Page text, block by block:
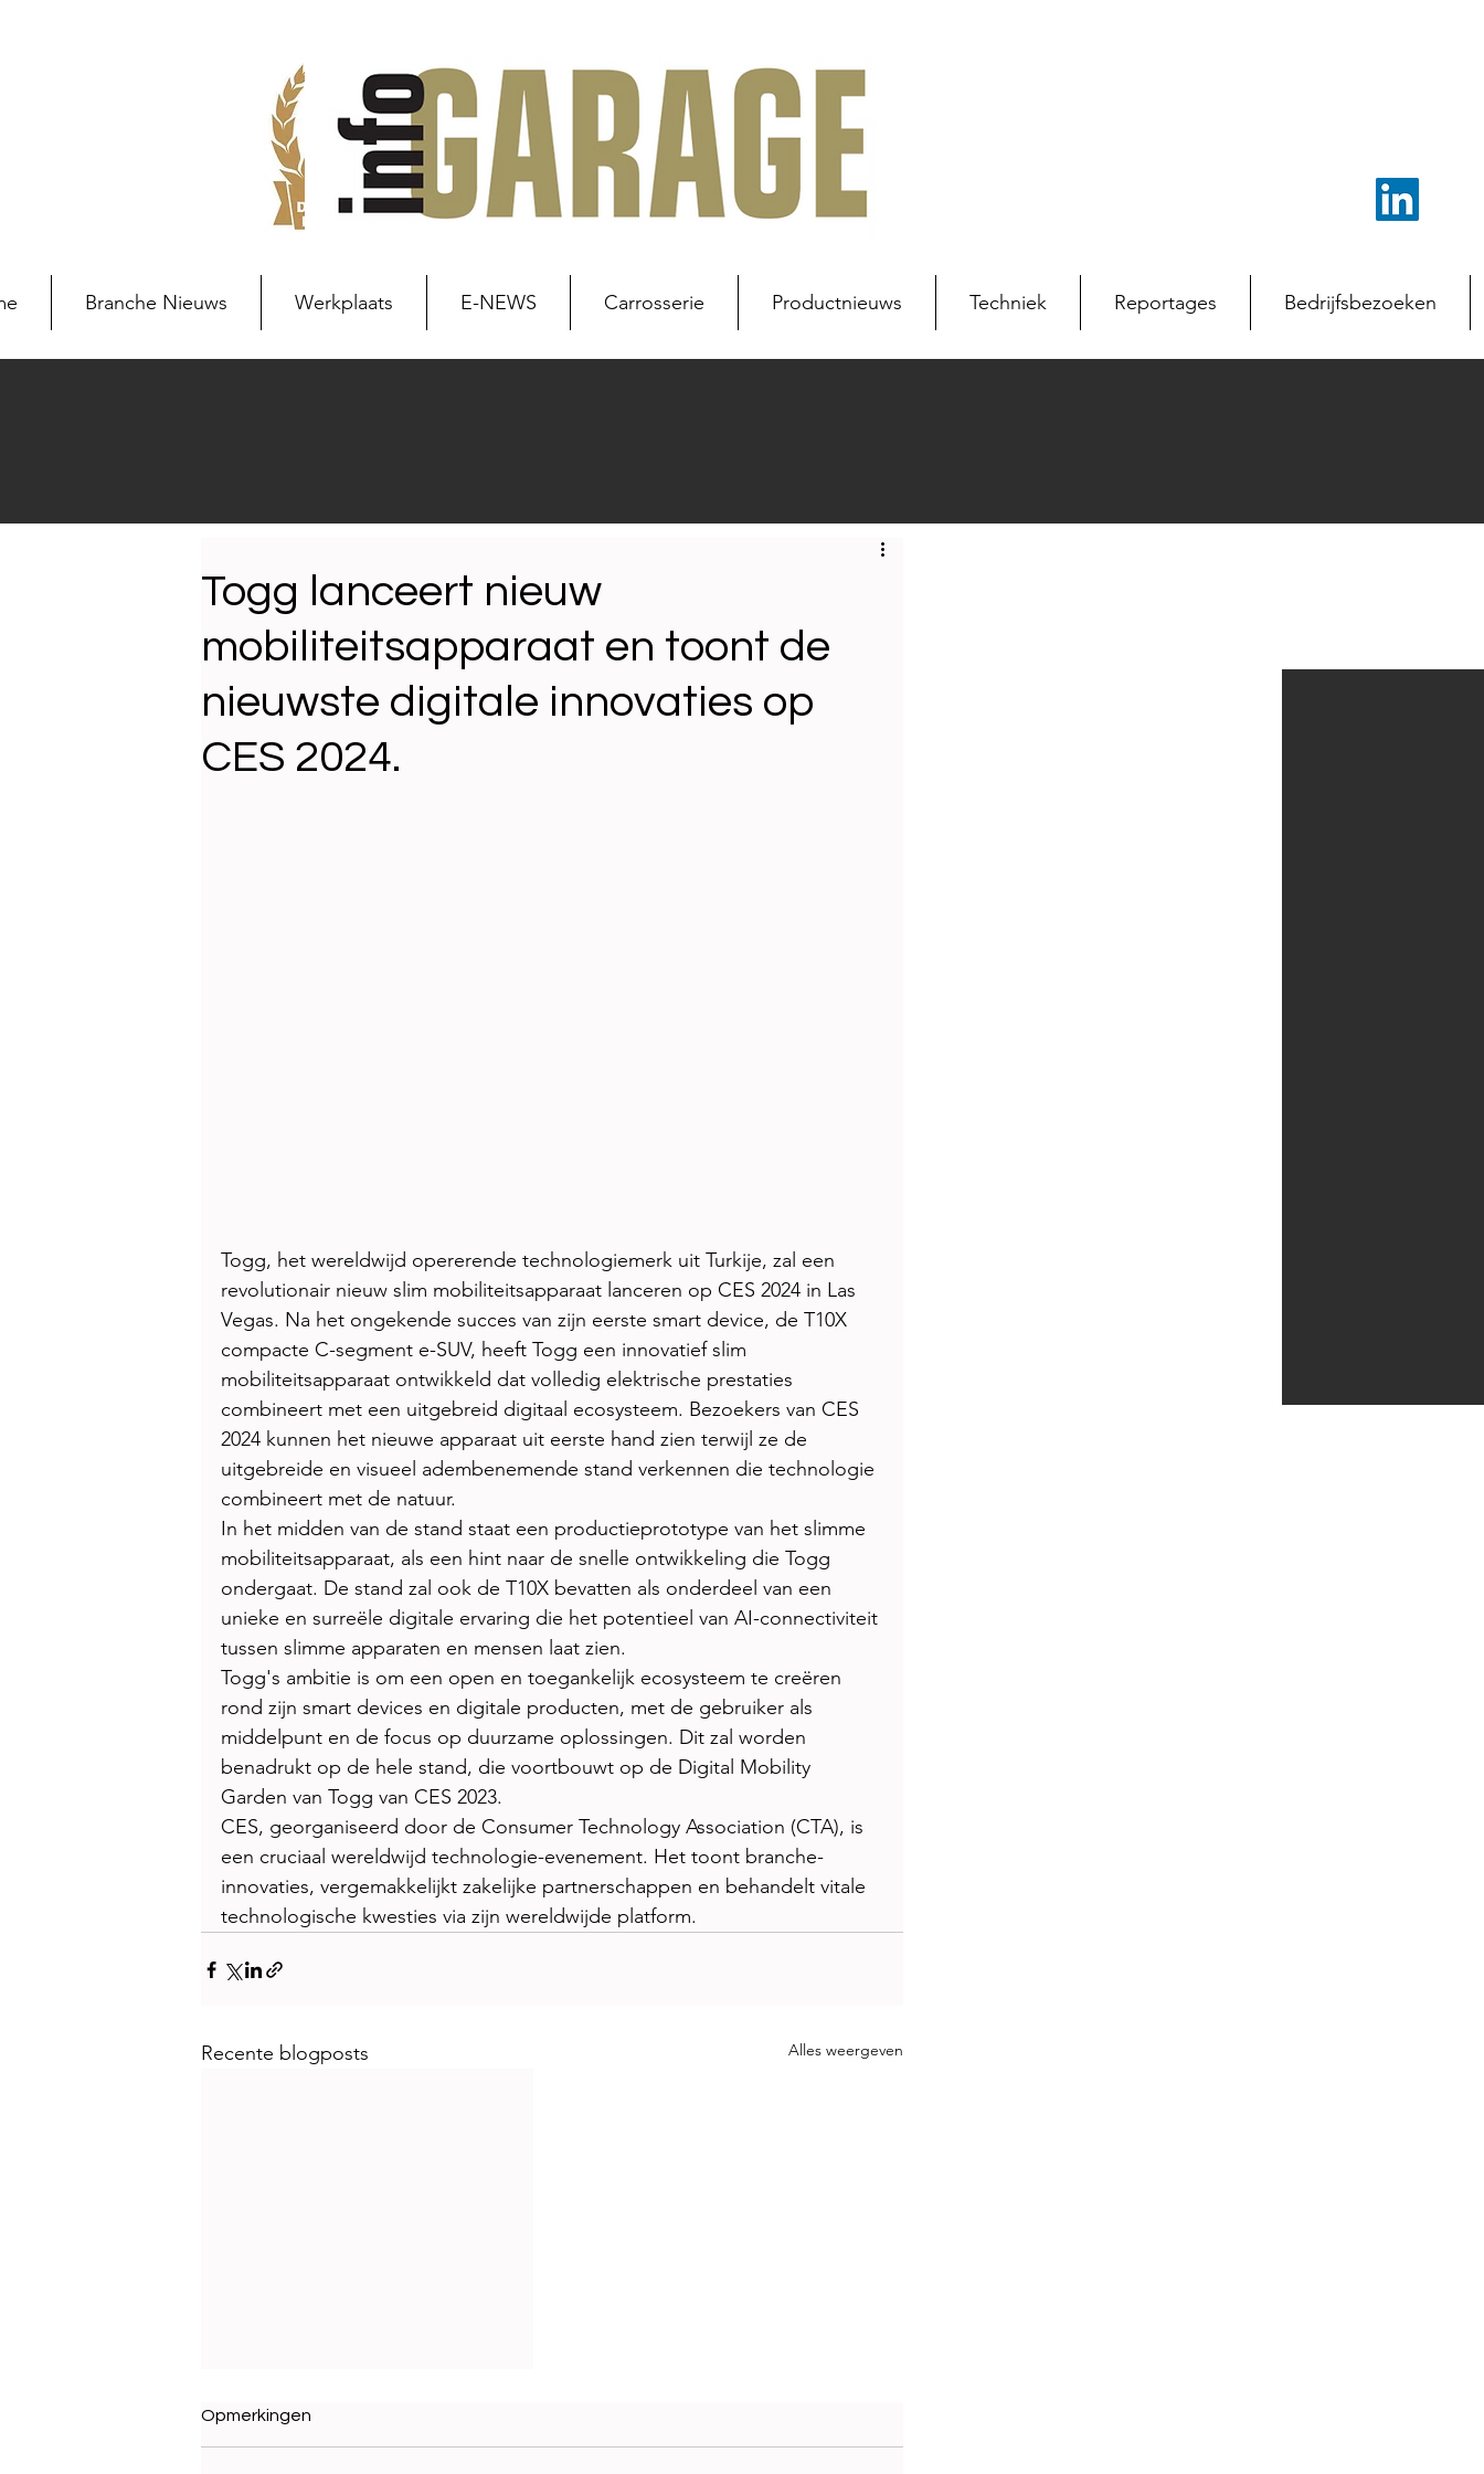
Branche Nieuws Werkplaats E-NEWS Carrosserie Productnieuws Techniek Reportages Bedrijfsbezoeken
Reportages
Togg lanceert nieuw
mobiliteitsapparaat en toont de
nieuwste digitale innovaties op
CES 2024.
Togg, het wereldwijd opererende technologiemerk uit Turkije, zal een
revolutionair nieuw slim mobiliteitsapparaat lanceren op CES 2024 in Las
Vegas. Na het ongekende succes van zijn eerste smart device, de T10X
compacte C-segment e-SUV, heeft Togg een innovatief slim
mobiliteitsapparaat ontwikkeld dat volledig elektrische prestaties
combineert met een uitgebreid digitaal ecosysteem. Bezoekers van CES
2024 kunnen het nieuwe apparaat uit eerste hand zien terwijl ze de
uitgebreide en visueel adembenemende stand verkennen die technologie
combineert met de natuur.
In het midden van de stand staat een productieprototype van het slimme
mobiliteitsapparaat, als een hint naar de snelle ontwikkeling die Togg
ondergaat. De stand zal ook de T10X bevatten als onderdeel van een
unieke en surreële digitale ervaring die het potentieel van AI-connectiviteit
tussen slimme apparaten en mensen laat zien.
Togg's ambitie is om een open en toegankelijk ecosysteem te creëren
rond zijn smart devices en digitale producten, met de gebruiker als
middelpunt en de focus op duurzame oplossingen. Dit zal worden
benadrukt op de hele stand, die voortbouwt op de Digital Mobility
Garden van Togg van CES 2023.
CES, georganiseerd door de Consumer Technology Association (CTA), is
een cruciaal wereldwijd technologie-evenement. Het toont branche-
innovaties, vergemakkelijkt zakelijke partnerschappen en behandelt vitale
technologische kwesties via zijn wereldwijde platform.
Recente blogposts Alles weergeven
Opmerkingen